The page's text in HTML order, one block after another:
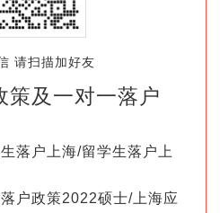
请扫描加好友
策及一对一落户
落户上海/留学生落户上
户政策2022硕士/上海应